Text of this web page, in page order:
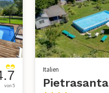
von 5
Italien
Pietrasanta